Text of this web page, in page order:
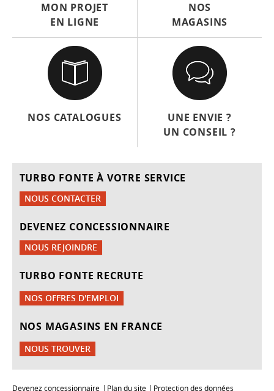
MON PROJET
EN LIGNE
NOS
MAGASINS
NOS CATALOGUES
UNE ENVIE ?
UN CONSEIL ?
TURBO FONTE À VOTRE SERVICE
NOUS CONTACTER
DEVENEZ CONCESSIONNAIRE
NOUS REJOINDRE
TURBO FONTE RECRUTE
NOS OFFRES D'EMPLOI
NOS MAGASINS EN FRANCE
NOUS TROUVER
Devenez concessionnaire Plan du site Protection des données